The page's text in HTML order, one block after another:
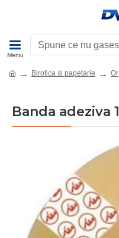
Birotica si papetarie
Banda adeziva